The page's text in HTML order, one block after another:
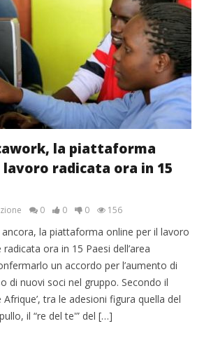
la piattaforma
radicata ora in 15
0 0 0 156
la piattaforma online per il lavoro
ora in 15 Paesi dell’area
un accordo per l’aumento di
di nuovi soci nel gruppo. Secondo il
Afrique’, tra le adesioni figura quella del
il “re del te'” del […]